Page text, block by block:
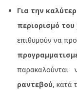
Για την
περιορισμό
επιθυμούν να
παρακαλούνται
ραντεβού, κατά